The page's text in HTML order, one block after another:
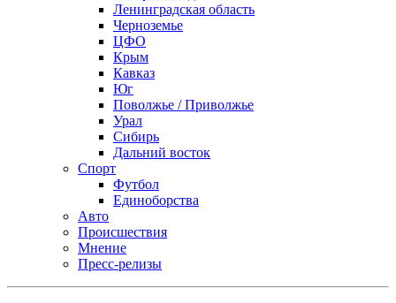
Ленинградская область
Черноземье
ЦФО
Крым
Кавказ
Юг
Поволжье / Приволжье
Урал
Сибирь
Дальний восток
Спорт
Футбол
Единоборства
Авто
Происшествия
Мнение
Пресс-релизы